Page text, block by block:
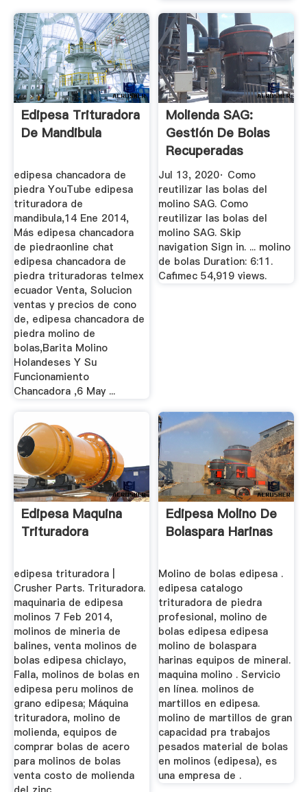
Edipesa Trituradora
De Mandibula
edipesa chancadora de
piedra YouTube edipesa
trituradora de
mandibula,14 Ene 2014,
Más edipesa chancadora
de piedraonline chat
edipesa chancadora de
piedra trituradoras telmex
ecuador Venta, Solucion
ventas y precios de cono
de, edipesa chancadora de
piedra molino de
bolas,Barita Molino
Holandeses Y Su
Funcionamiento
Chancadora ,6 May ...
Molienda SAG:
Gestión De Bolas
Recuperadas
YouTube
Jul 13, 2020· Como
reutilizar las bolas del
molino SAG. Como
reutilizar las bolas del
molino SAG. Skip
navigation Sign in. ... molino
de bolas Duration: 6:11.
Cafimec 54,919 views.
Edipesa Maquina
Trituradora
edipesa trituradora |
Crusher Parts. Trituradora.
maquinaria de edipesa
molinos 7 Feb 2014,
molinos de mineria de
balines, venta molinos de
bolas edipesa chiclayo,
Falla, molinos de bolas en
edipesa peru molinos de
grano edipesa; Máquina
trituradora, molino de
molienda, equipos de
comprar bolas de acero
para molinos de bolas
venta costo de molienda
Edipesa Molino De
Bolaspara Harinas
Molino de bolas edipesa .
edipesa catalogo
trituradora de piedra
profesional, molino de
bolas edipesa edipesa
molino de bolaspara
harinas equipos de mineral.
maquina molino . Servicio
en línea. molinos de
martillos en edipesa.
molino de martillos de gran
capacidad pra trabajos
pesados material de bolas
en molinos (edipesa), es
una empresa de .